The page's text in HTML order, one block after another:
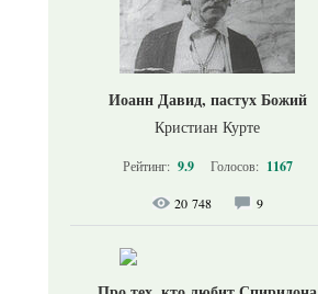
Иоанн Давид, пастух Божий
Кристиан Курте
Рейтинг: 9.9 Голосов: 1167
20 748 9